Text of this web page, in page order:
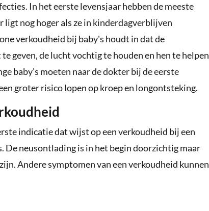
In het eerste levensjaar hebben de meeste
nog hoger als ze in kinderdagverblijven
verkoudheid bij baby's houdt in dat de
geven, de lucht vochtig te houden en hen te helpen
baby's moeten naar de dokter bij de eerste
groter risico lopen op kroep en longontsteking.
indicatie dat wijst op een verkoudheid bij een
De neusontlading is in het begin doorzichtig maar
Andere symptomen van een verkoudheid kunnen